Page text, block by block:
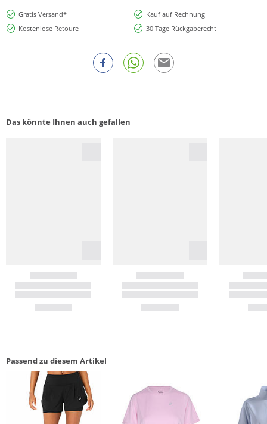
Gratis Versand*
Kauf auf Rechnung
Kostenlose Retoure
30 Tage Rückgaberecht
Das könnte Ihnen auch gefallen
Passend zu diesem Artikel